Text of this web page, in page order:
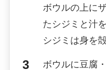
ボウルの上に
たシジミと汁
シジミは身を
ボウルに豆腐